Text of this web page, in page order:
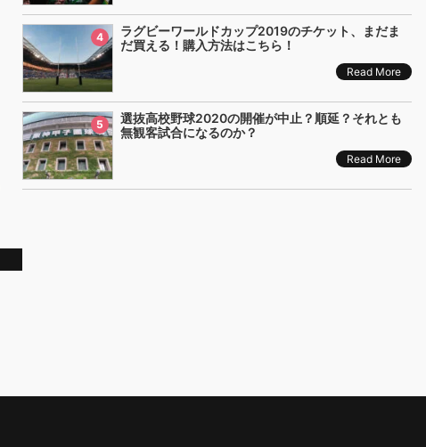
4
ラグビーワールドカップ2019のチケット、まだま
だ買える！購入方法はこちら！
Read More
5
選抜高校野球2020の開催が中止？順延？それとも
無観客試合になるのか？
Read More